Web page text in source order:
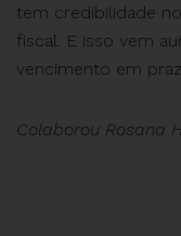
tem credibilidade
fiscal. E isso vem
vencimento em
Colaborou Rosana